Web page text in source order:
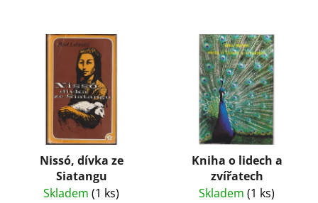
Nissó, dívka ze
Siatangu
Skladem (1 ks)
Kniha o lidech a
zvířatech
Skladem (1 ks)